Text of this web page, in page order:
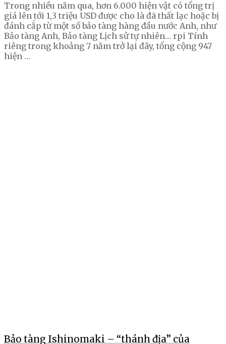
Trong nhiều năm qua, hơn 6.000 hiện vật có tổng trị
giá lên tới 1,3 triệu USD được cho là đã thất lạc hoặc bị
đánh cắp từ một số bảo tàng hàng đầu nước Anh, như
Bảo tàng Anh, Bảo tàng Lịch sử tự nhiên… rpi Tính
riêng trong khoảng 7 năm trở lại đây, tổng cộng 947
hiện …
Bảo tàng Ishinomaki – “thánh địa” của